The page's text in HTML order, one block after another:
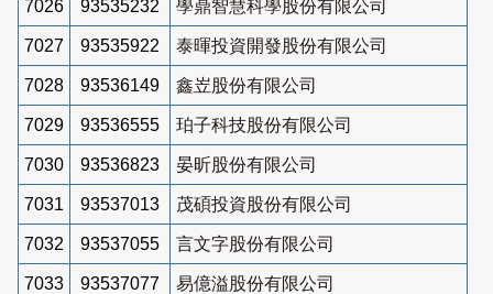
7026 93535232 學鼎智慧科學股份有限公司
7027 93535922 泰暉投資開發股份有限公司
7028 93536149 鑫岦股份有限公司
7029 93536555 珀子科技股份有限公司
7030 93536823 晏昕股份有限公司
7031 93537013 茂碩投資股份有限公司
7032 93537055 言文字股份有限公司
7033 93537077 易億溢股份有限公司